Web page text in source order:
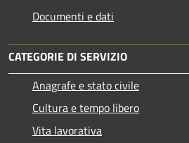
Documenti e dati
CATEGORIE DI SERVIZIO
Anagrafe e stato civile
Cultura e tempo libero
Vita lavorativa